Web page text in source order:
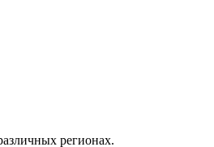
регионах.